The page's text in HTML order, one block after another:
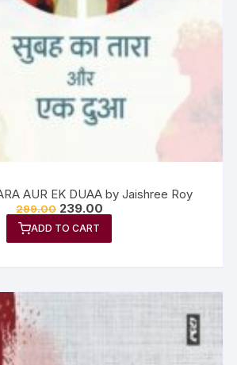
AUR EK DUAA by Jaishree Roy
299.00 239.00
ADD TO CART